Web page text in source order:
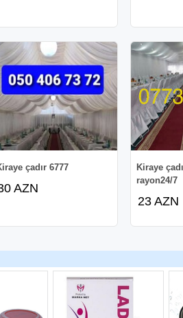
çadır 6777
AZN
Kiraye
rayon24/7
23 AZN